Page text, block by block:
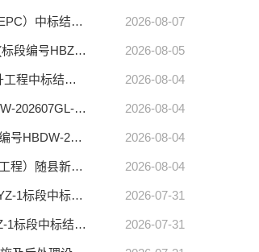
【咸宁市本级中心】新107国道与官埠大道贯通工程（EPC）新107国道与官埠大道贯通工程（EPC）中标结果公告(标段编号HBNX-202605GL-002001001) 2026-08-07
【竹溪县中心】2026年竹溪县省道路面养护工程2026年竹溪县省道路面养护工程中标结果公告(标段编号HBZH-202606GL-002001001) 2026-08-05
【竹山县中心】G242国道竹山境安全设施精细化提升工程G242国道竹山境安全设施精细化提升工程中标结果公告(标段编号HBZS-202606GL-002003001) 2026-08-04
【大悟县中心】大悟县黄杨线改扩建工程大悟县黄杨线改扩建工程中标结果公告(标段编号HBDW-202607GL-010001001) 2026-08-04
【大悟县中心】大悟县黄杨线改扩建工程监理大悟县黄杨线改扩建工程监理中标结果公告(标段编号HBDW-202607GL-011001001) 2026-08-04
【随县中心】随县新街苏湾-厉山双寨农文旅融合配套建设项目（新街苏湾至厉山双寨环线道路工程）随县新街苏湾-厉山双寨农文旅融合配套建设项目（新街苏湾至厉山双寨环线道路工程）中标结果公告(标段编号HBSX-202607GL-002001001) 2026-08-04
【湖北省中心】咸宁桂花至汀泗高速公路（咸宁南外环）加油站及相关配套设施施工招标NWJYZ-1标段中标结果公告(标段编号HBSJ-202308GL-080006001) 2026-07-31
【湖北省中心】湖北交投实业发展有限公司2026年服务（停车）区提档升级项目施工招标ZTGZ-1标段中标结果公告(标段编号HBSJ-202606GL-061001001) 2026-07-31